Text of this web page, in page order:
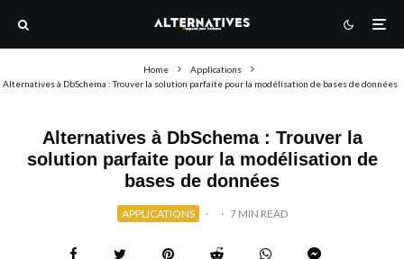
Home
Applications
Alternatives à DbSchema : Trouver la solution parfaite pour la modélisation de bases de données
Alternatives à DbSchema : Trouver la
solution parfaite pour la modélisation de
bases de données
APPLICATIONS · · 7 MIN READ